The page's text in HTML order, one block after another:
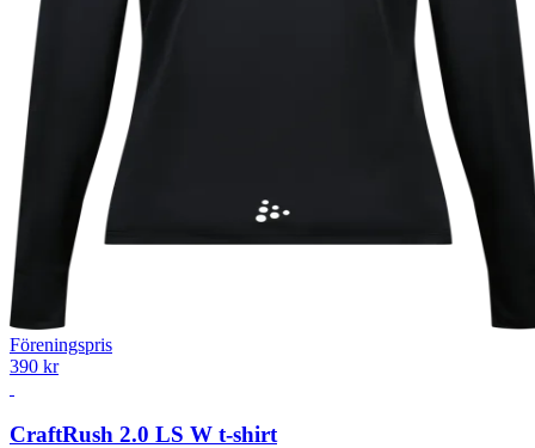
Föreningspris
390 kr
CraftRush 2.0 LS W t-shirt